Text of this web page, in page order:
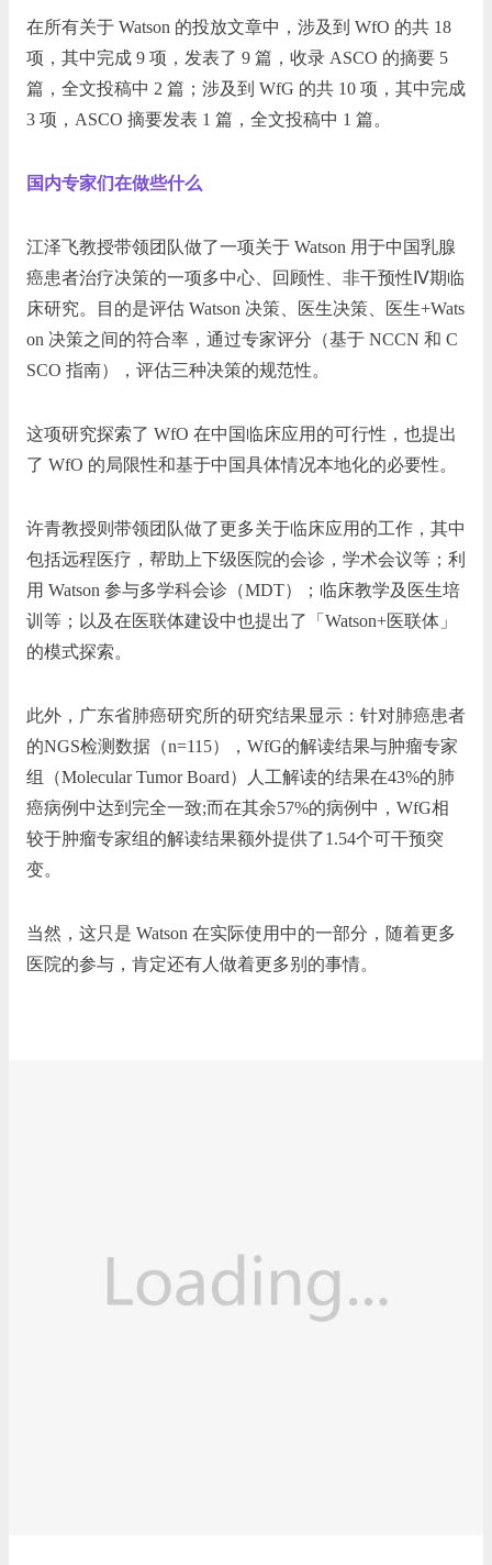
在所有关于 Watson 的投放文章中，涉及到 WfO 的共 18
项，其中完成 9 项，发表了 9 篇，收录 ASCO 的摘要 5
篇，全文投稿中 2 篇；涉及到 WfG 的共 10 项，其中完成
3 项，ASCO 摘要发表 1 篇，全文投稿中 1 篇。
国内专家们在做些什么
江泽飞教授带领团队做了一项关于 Watson 用于中国乳腺
癌患者治疗决策的一项多中心、回顾性、非干预性Ⅳ期临
床研究。目的是评估 Watson 决策、医生决策、医生+Wats
on 决策之间的符合率，通过专家评分（基于 NCCN 和 C
SCO 指南），评估三种决策的规范性。
这项研究探索了 WfO 在中国临床应用的可行性，也提出
了 WfO 的局限性和基于中国具体情况本地化的必要性。
许青教授则带领团队做了更多关于临床应用的工作，其中
包括远程医疗，帮助上下级医院的会诊，学术会议等；利
用 Watson 参与多学科会诊（MDT）；临床教学及医生培
训等；以及在医联体建设中也提出了「Watson+医联体」
的模式探索。
此外，广东省肺癌研究所的研究结果显示：针对肺癌患者
的NGS检测数据（n=115），WfG的解读结果与肿瘤专家
组（Molecular Tumor Board）人工解读的结果在43%的肺
癌病例中达到完全一致;而在其余57%的病例中，WfG相
较于肿瘤专家组的解读结果额外提供了1.54个可干预突
变。
当然，这只是 Watson 在实际使用中的一部分，随着更多
医院的参与，肯定还有人做着更多别的事情。